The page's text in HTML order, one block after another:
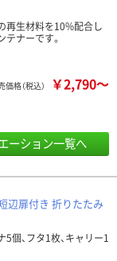
再生材料を10%配合し
ナーです。
価格（税込） ￥2,790～
ーション一覧へ
辺扉付き 折りたたみ
個、フタ1枚、キャリー1